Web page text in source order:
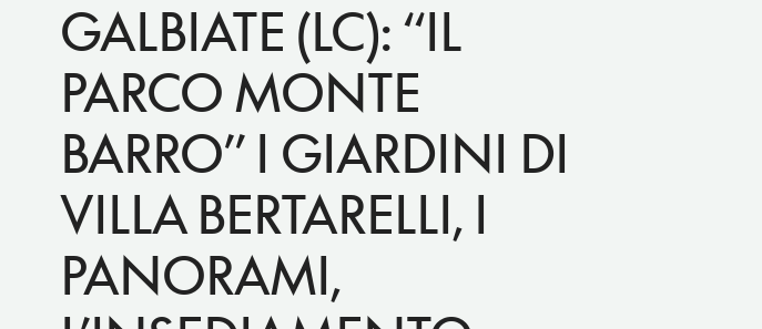
GALBIATE (LC): “IL
PARCO MONTE
BARRO” I GIARDINI DI
VILLA BERTARELLI, I
PANORAMI,